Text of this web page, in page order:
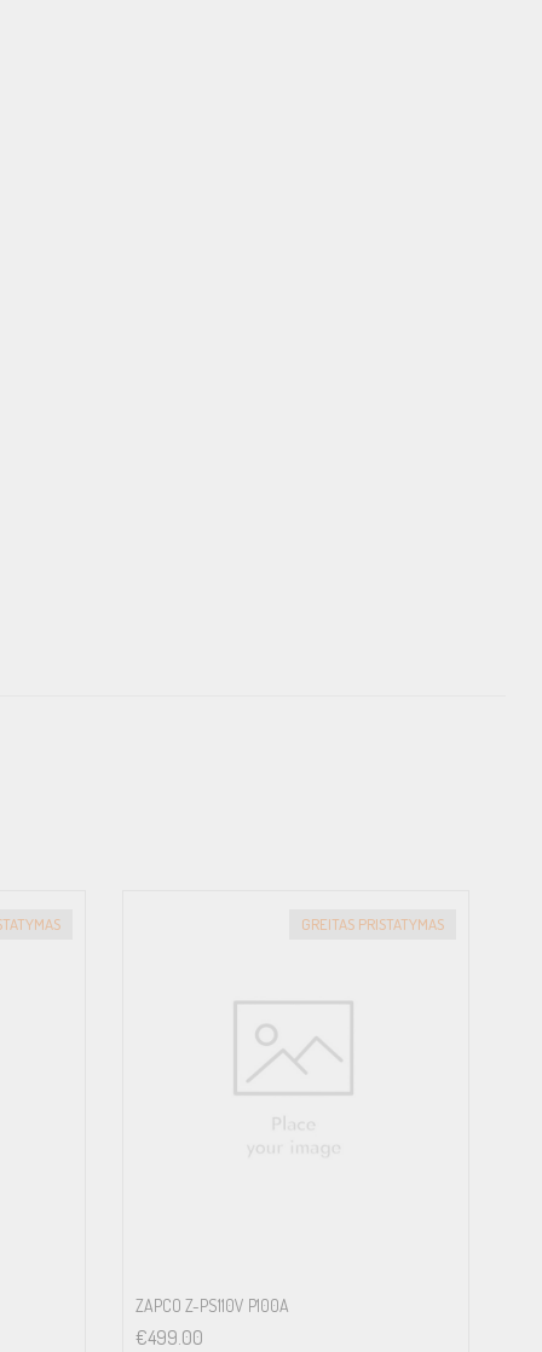
GREITAS PRISTATYMAS
ZAPCO Z-PS110V P100A
€499.00